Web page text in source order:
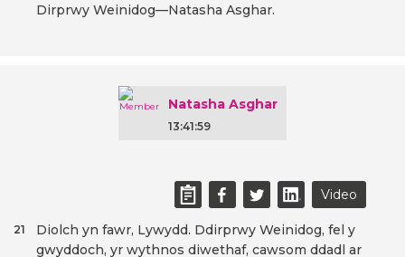
Dirprwy Weinidog—Natasha Asghar.
Natasha Asghar
13:41:59
Video
Diolch yn fawr, Lywydd. Ddirprwy Weinidog, fel y
gwyddoch, yr wythnos diwethaf, cawsom ddadl ar
21